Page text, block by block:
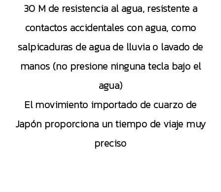
30 M de resistencia al agua, resistente a
contactos accidentales con agua, como
salpicaduras de agua de lluvia o lavado de
manos (no presione ninguna tecla bajo el
agua)
El movimiento importado de cuarzo de
Japón proporciona un tiempo de viaje muy
preciso